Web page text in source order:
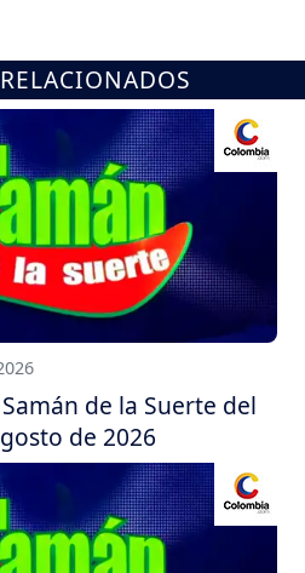
de la Suerte del
de 2026